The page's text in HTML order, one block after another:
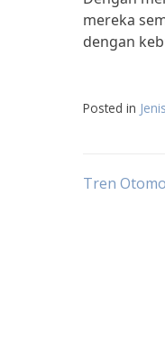
mereka
dengan
Posted in
Post
Tren